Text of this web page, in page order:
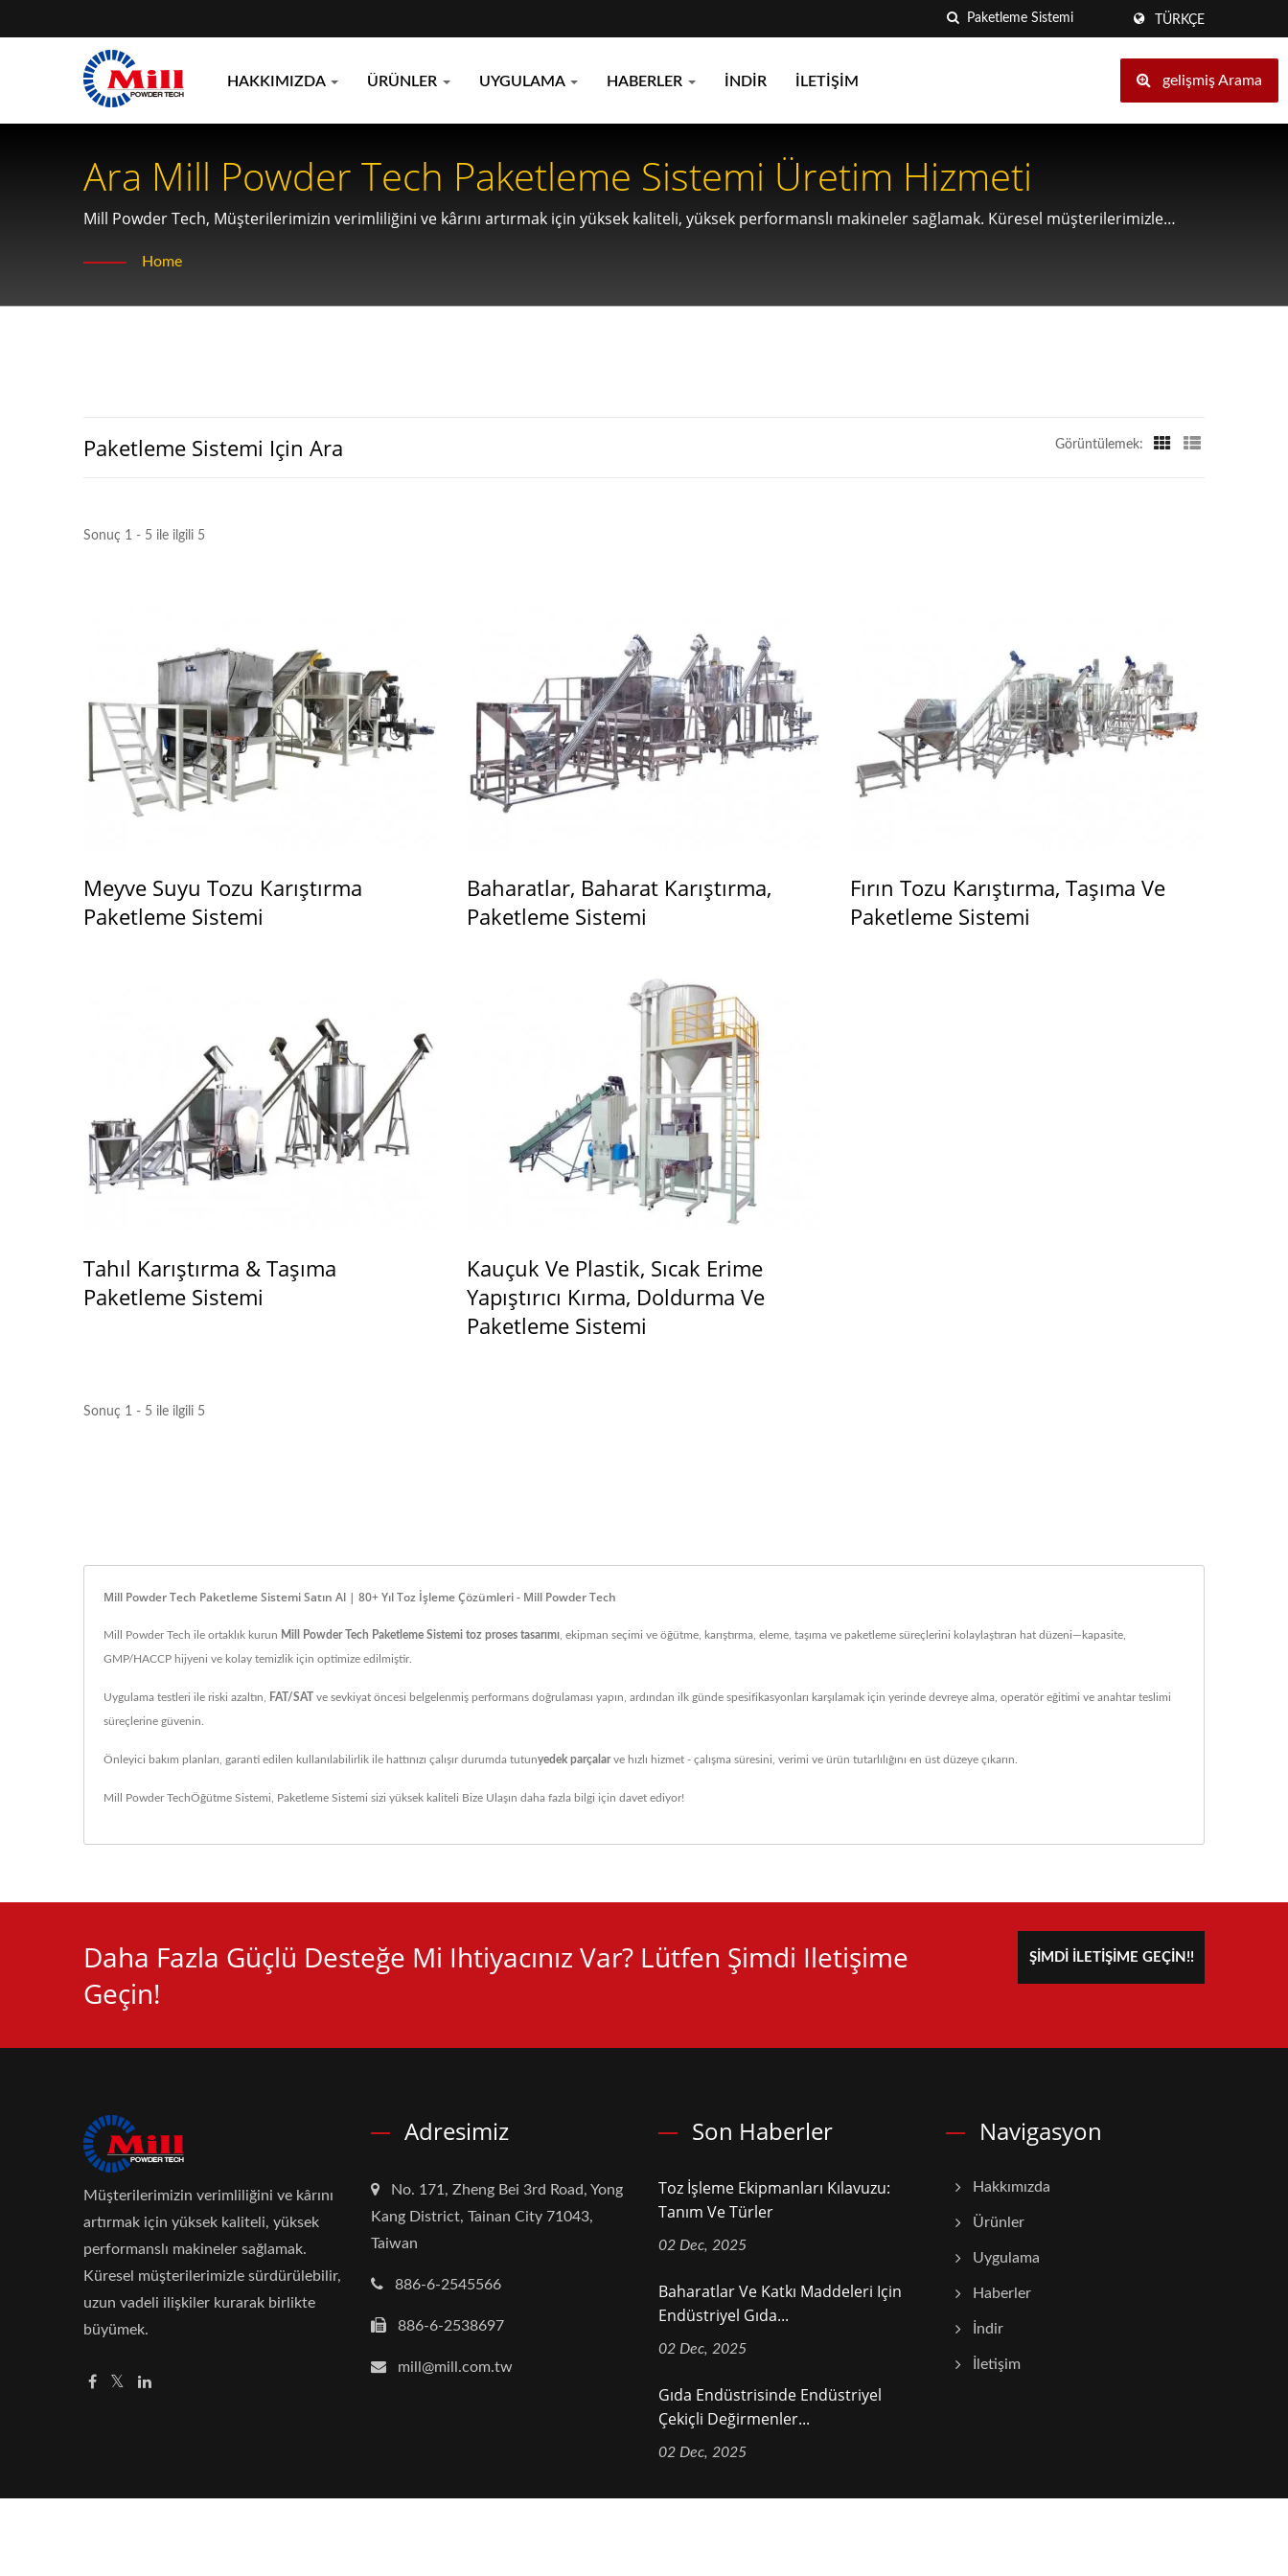
TÜRKÇE
HAKKIMIZDA ÜRÜNLER UYGULAMA HABERLER İNDIR İLETIŞIM gelişmiş Arama
Ara Mill Powder Tech Paketleme Sistemi Üretim Hizmeti
Mill Powder Tech, Müşterilerimizin verimliliğini ve kârını artırmak için yüksek kaliteli, yüksek performanslı makineler sağlamak. Küresel müşterilerimizle
Home
Paketleme Sistemi Için Ara Görüntülemek:
Sonuç 1 - 5 ile ilgili 5
Meyve Suyu Tozu Karıştırma
Paketleme Sistemi
Baharatlar, Baharat Karıştırma,
Paketleme Sistemi
Fırın Tozu Karıştırma, Taşıma Ve
Paketleme Sistemi
Tahıl Karıştırma & Taşıma
Paketleme Sistemi
Kauçuk Ve Plastik, Sıcak Erime
Yapıştırıcı Kırma, Doldurma Ve
Paketleme Sistemi
Sonuç 1 - 5 ile ilgili 5
Mill Powder Tech Paketleme Sistemi Satın Al | 80+ Yıl Toz İşleme Çözümleri - Mill Powder Tech
Mill Powder Tech ile ortaklık kurun Mill Powder Tech Paketleme Sistemi toz proses tasarımı , ekipman seçimi ve öğütme, karıştırma, eleme, taşıma ve paketleme süreçlerini kolaylaştıran hat düzeni—kapasite,
GMP/HACCP hijyeni ve kolay temizlik için optimize edilmiştir.
Uygulama testleri ile riski azaltın, FAT/SAT ve sevkiyat öncesi belgelenmiş performans doğrulaması yapın, ardından ilk günde spesifikasyonları karşılamak için yerinde devreye alma, operatör eğitimi ve anahtar teslimi
süreçlerine güvenin.
Önleyici bakım planları, garanti edilen kullanılabilirlik ile hattınızı çalışır durumda tutunyedek parçalarve hızlı hizmet - çalışma süresini, verimi ve ürün tutarlılığını en üst düzeye çıkarın.
Mill Powder TechÖğütme Sistemi Paketleme Sistemi sizi yüksek kaliteli Bize Ulaşın daha fazla bilgi için davet ediyor!
Daha Fazla Güçlü Desteğe Mi Ihtiyacınız Var? Lütfen Şimdi Iletişime
Geçin!
ŞIMDI İLETIŞIME GEÇIN!!
Müşterilerimizin verimliliğini ve kârını
artırmak için yüksek kaliteli, yüksek
performanslı makineler sağlamak.
Küresel müşterilerimizle sürdürülebilir,
uzun vadeli ilişkiler kurarak birlikte
büyümek.
Adresimiz
No. 171, Zheng Bei 3rd Road, Yong
Kang District, Tainan City 71043,
Taiwan
886-6-2545566
886-6-2538697
mill@mill.com.tw
Son Haberler
Toz İşleme Ekipmanları Kılavuzu:
Tanım Ve Türler
02 Dec, 2025
Baharatlar Ve Katkı Maddeleri Için
Endüstriyel Gıda...
02 Dec, 2025
Gıda Endüstrisinde Endüstriyel
Çekiçli Değirmenler...
02 Dec, 2025
Navigasyon
Hakkımızda
Ürünler
Uygulama
Haberler
İndir
İletişim